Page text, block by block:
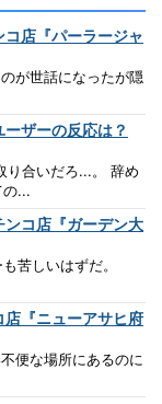
コ店『パーラージャ
が世話になったが隠
ザーの反応は？
り合いだろ...。 辞め
の...
ンコ店『ガーデン大
苦しいはずだ。
店『ニューアサヒ府
便な場所にあるのに